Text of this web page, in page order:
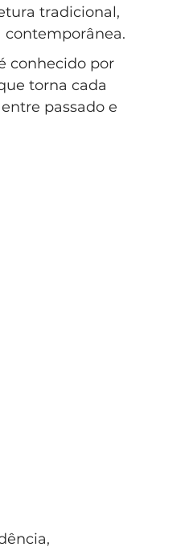
tradicional,
conhecido por
torna cada
passado e